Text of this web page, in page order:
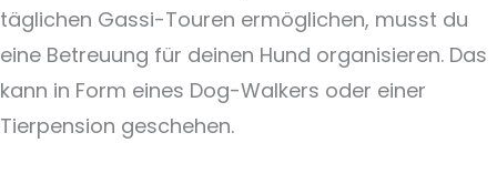
täglichen Gassi-Touren ermöglichen, musst du
eine Betreuung für deinen Hund organisieren. Das
kann in Form eines Dog-Walkers oder einer
Tierpension geschehen.